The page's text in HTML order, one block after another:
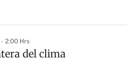
2:00 Hrs
del clima